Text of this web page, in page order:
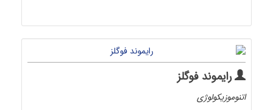
رایموند فوگلز
اتنوموزیکولوژی